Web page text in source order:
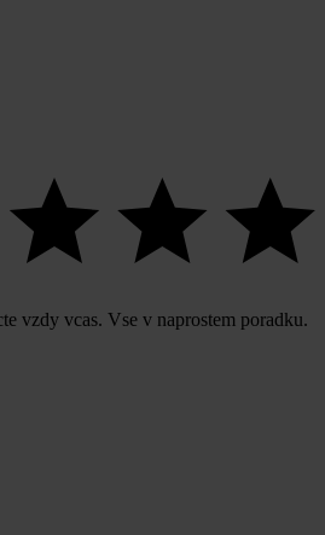
vzdy vcas. Vse v naprostem poradku.